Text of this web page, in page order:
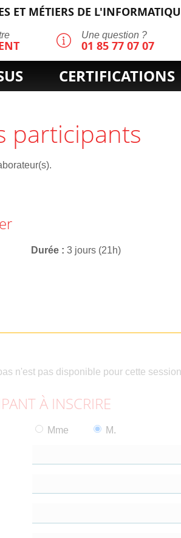
ET MÉTIERS DE
Une question ?
01 85 77 07 07
CERTIFICATIONS
participants
Durée 3 jours (21h)
n'est pas disponible pour cette
À INSCRIRE
Mme M.